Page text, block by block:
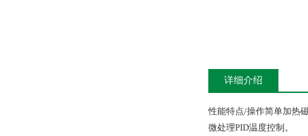
详细介绍
性能特点/操作简单加热
微处理PID温度控制。